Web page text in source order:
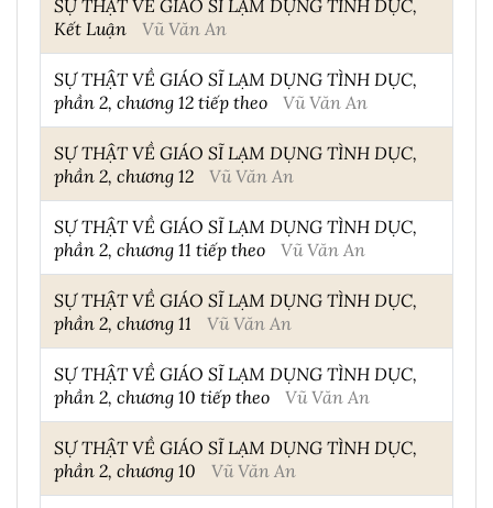
SỰ THẬT VỀ GIÁO SĨ LẠM DỤNG TÌNH DỤC,
Kết Luận
Vũ Văn An
SỰ THẬT VỀ GIÁO SĨ LẠM DỤNG TÌNH DỤC,
phần 2, chương 12 tiếp theo
Vũ Văn An
SỰ THẬT VỀ GIÁO SĨ LẠM DỤNG TÌNH DỤC,
phần 2, chương 12
Vũ Văn An
SỰ THẬT VỀ GIÁO SĨ LẠM DỤNG TÌNH DỤC,
phần 2, chương 11 tiếp theo
Vũ Văn An
SỰ THẬT VỀ GIÁO SĨ LẠM DỤNG TÌNH DỤC,
phần 2, chương 11
Vũ Văn An
SỰ THẬT VỀ GIÁO SĨ LẠM DỤNG TÌNH DỤC,
phần 2, chương 10 tiếp theo
Vũ Văn An
SỰ THẬT VỀ GIÁO SĨ LẠM DỤNG TÌNH DỤC,
phần 2, chương 10
Vũ Văn An